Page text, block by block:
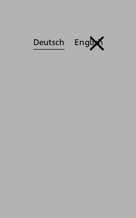
Deutsch English